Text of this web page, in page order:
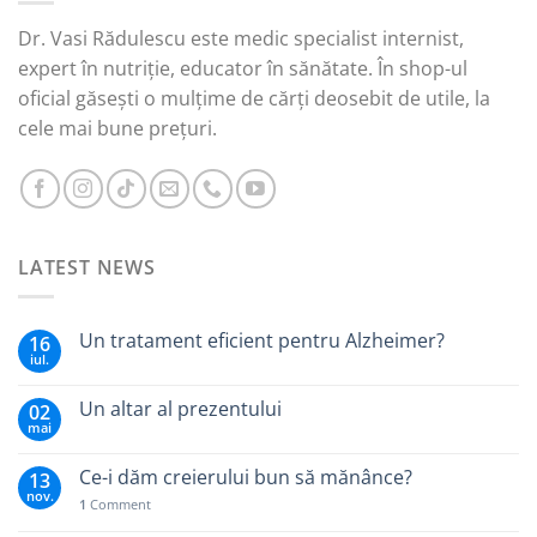
Dr. Vasi Rădulescu este medic specialist internist,
expert în nutriție, educator în sănătate. În shop-ul
oficial găsești o mulțime de cărți deosebit de utile, la
cele mai bune prețuri.
LATEST NEWS
16
iul.
Un tratament eficient pentru Alzheimer?
02
mai
Un altar al prezentului
13
nov.
Ce-i dăm creierului bun să mănânce?
1 Comment